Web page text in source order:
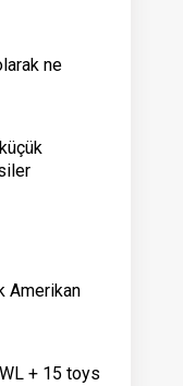
ne
Amerikan
+ 15 toys